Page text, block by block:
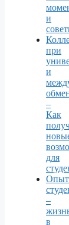
и
при
и
–
Как
для
Опыт
–
в